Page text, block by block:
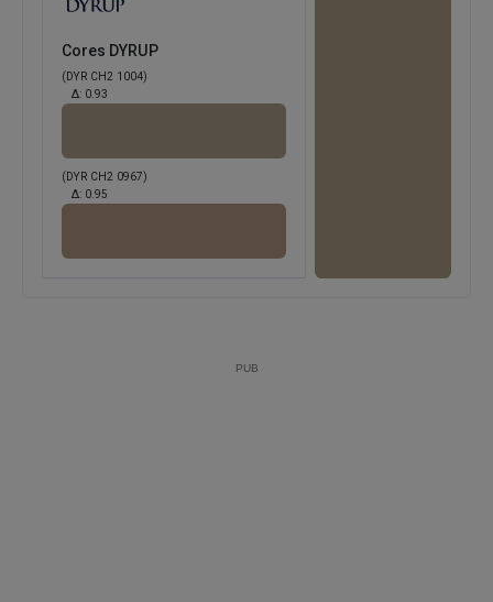
Cores DYRUP
(DYR CH2 1004)
Δ: 0.93
(DYR CH2 0967)
Δ: 0.95